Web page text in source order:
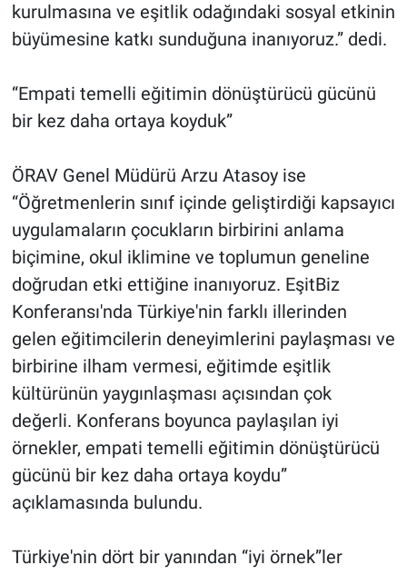
kurulmasına ve eşitlik odağındaki sosyal etkinin
büyümesine katkı sunduğuna inanıyoruz.” dedi.
“Empati temelli eğitimin dönüştürücü gücünü
bir kez daha ortaya koyduk”
ÖRAV Genel Müdürü Arzu Atasoy ise
“Öğretmenlerin sınıf içinde geliştirdiği kapsayıcı
uygulamaların çocukların birbirini anlama
biçimine, okul iklimine ve toplumun geneline
doğrudan etki ettiğine inanıyoruz. EşitBiz
Konferansı'nda Türkiye'nin farklı illerinden
gelen eğitimcilerin deneyimlerini paylaşması ve
birbirine ilham vermesi, eğitimde eşitlik
kültürünün yaygınlaşması açısından çok
değerli. Konferans boyunca paylaşılan iyi
örnekler, empati temelli eğitimin dönüştürücü
gücünü bir kez daha ortaya koydu”
açıklamasında bulundu.
Türkiye'nin dört bir yanından “iyi örnek”ler